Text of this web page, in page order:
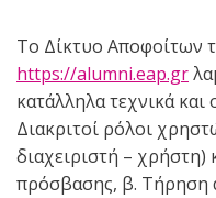
Το Δίκτυο Αποφοίτων
https://alumni.eap.gr
κατάλληλα τεχνικά
Διακριτοί ρόλοι
διαχειριστή – χρήστη)
πρόσβασης, β. Τήρηση